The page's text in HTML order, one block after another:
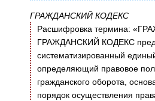
ГРАЖДАНСКИЙ КОДЕКС
Расшифровка термина:
ГРАЖДАНСКИЙ КОДЕКС
систематизированный
определяющий правовое
гражданского оборота,
порядок осуществления